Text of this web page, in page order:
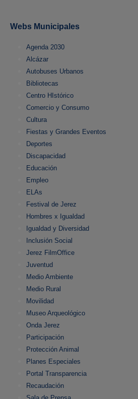
Webs Municipales
Agenda 2030
Alcázar
Autobuses Urbanos
Bibliotecas
Centro HIstórico
Comercio y Consumo
Cultura
Fiestas y Grandes Eventos
Deportes
Discapacidad
Educación
Empleo
ELAs
Festival de Jerez
Hombres x Igualdad
Igualdad y Diversidad
Inclusión Social
Jerez FilmOffice
Juventud
Medio Ambiente
Medio Rural
Movilidad
Museo Arqueológico
Onda Jerez
Participación
Protección Animal
Planes Especiales
Portal Transparencia
Recaudación